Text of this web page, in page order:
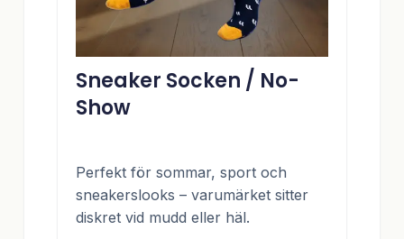
Sneaker Socken / No-
Show
Perfekt för sommar, sport och
sneakerslooks – varumärket sitter
diskret vid mudd eller häl.